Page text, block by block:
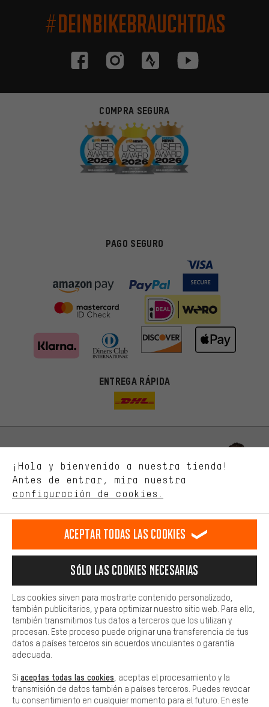
#DEINBIKEBRAUCHTDAS
COMPRA SEGURA
PAGO SEGURO
ENTREGA RÁPIDA
Permítenos asesorarte
Llamada Programada
Nuestra política de privacidad
español
ES english
EN Deutsch
DE français
FR
RESCINDIR EL CONTRATO Comunidad de Aquisgrán Programa de afiliados
Aviso Legal
Plataforma de reportes Reciclaje de baterias
Configuración de las cookies Ajusta el contraste
¡Hola y bienvenido a nuestra tienda!
Antes de entrar, mira nuestra
configuración de cookies.
En lugar de publicidad al azar, obtendrás ofertas adecuadas para
ti. Las cookies de marketing nos ayudan a identificar tus
intereses con nuestros socios publicitarios y a mostrarte ofertas
tienda. Con las cookies de rendimiento, puedes influir en la mejora
de nuestro sitio web y nuestra oferta de la tienda con tu
comportamiento de compra.
Más confort
cookies de comodidad, creamos enlaces a plataformas de redes
sociales. Esto nos permite proporcionarle más contenido e
adicionales que le ayudarán a encontrar los productos adecuados.
preguntas de forma rápida y sencilla.
Básica
Las cookies básicas aseguran que puedas usar nuestro sitio web.
Aceptar todas las cookies
Sólo las cookies necesarias
Las cookies sirven para mostrarte contenido personalizado,
también publicitarios, y para optimizar nuestro sitio web. Para ello,
también transmitimos tus datos a terceros que los utilizan y
procesan. Este proceso puede originar una transferencia de tus
datos a países terceros sin acuerdos vinculantes o garantía
adecuada.
Si aceptas todas las cookies , aceptas el procesamiento y la
transmisión de datos también a países terceros. Puedes revocar
tu consentimiento en cualquier momento para el futuro. En este